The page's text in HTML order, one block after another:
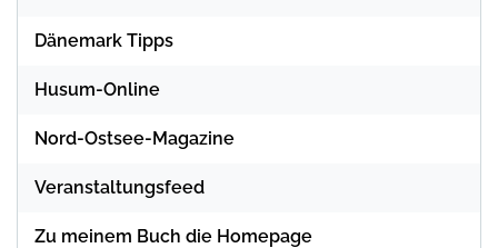
Dänemark Tipps
Husum-Online
Nord-Ostsee-Magazine
Veranstaltungsfeed
Zu meinem Buch die Homepage